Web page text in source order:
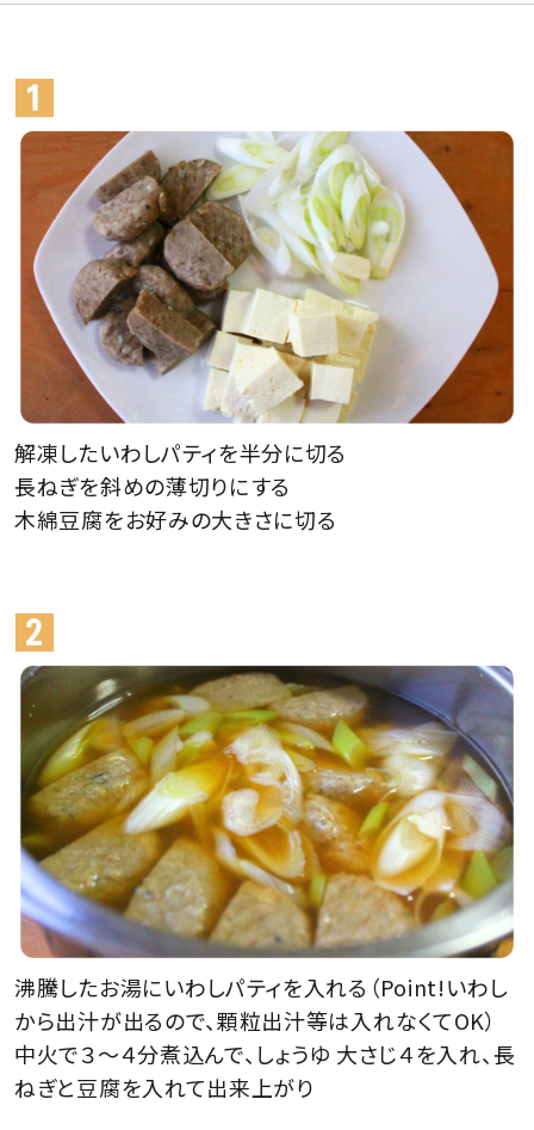
解凍したいわしパティを半分に切る
長ねぎを斜めの薄切りにする
木綿豆腐をお好みの大きさに切る
沸騰したお湯にいわしパティを入れる（Point!いわし
から出汁が出るので、顆粒出汁等は入れなくてOK）
中火で３～４分煮込んで、しょうゆ 大さじ４を入れ、長
ねぎと豆腐を入れて出来上がり